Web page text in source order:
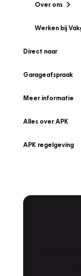
Over ons
Werken bij
Direct naar
Garageafspraak
Meer informatie
Alles over APK
APK regelgeving